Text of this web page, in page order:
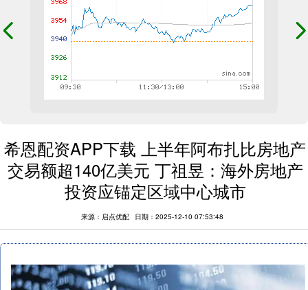
希恩配资APP下载 上半年阿布扎比房地产
交易额超140亿美元 丁祖昱：海外房地产
投资应锚定区域中心城市
来源：启点优配 日期：2025-12-10 07:53:48